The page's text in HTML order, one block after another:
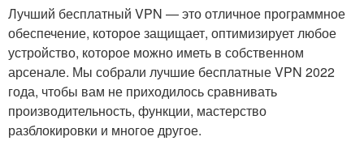
Лучший бесплатный VPN — это отличное программное
обеспечение, которое защищает, оптимизирует любое
устройство, которое можно иметь в собственном
арсенале. Мы собрали лучшие бесплатные VPN 2022
года, чтобы вам не приходилось сравнивать
производительность, функции, мастерство
разблокировки и многое другое.